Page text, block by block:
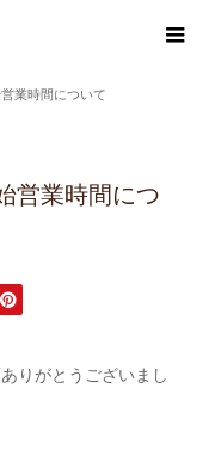
業時間について
営業時間につ
りがとうございまし